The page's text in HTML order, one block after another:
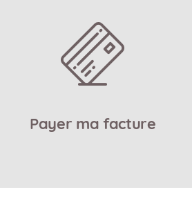
Payer ma facture